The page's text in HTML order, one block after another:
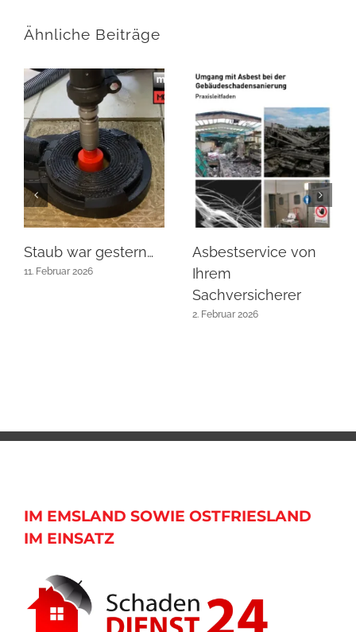
Ähnliche Beiträge
Staub war gestern…
11. Februar 2026
Asbestservice von
Ihrem
Sachversicherer
2. Februar 2026
IM EMSLAND SOWIE OSTFRIESLAND
IM EINSATZ